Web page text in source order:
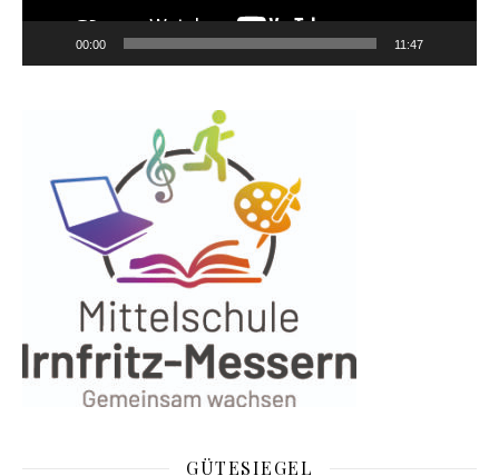
00:00 11:47
GÜTESIEGEL